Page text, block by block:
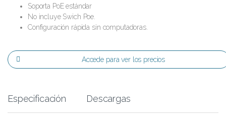
Soporta PoE estándar
No incluye Swich Poe.
Configuración rápida sin computadoras.
Accede para ver los precios
Especificación Descargas